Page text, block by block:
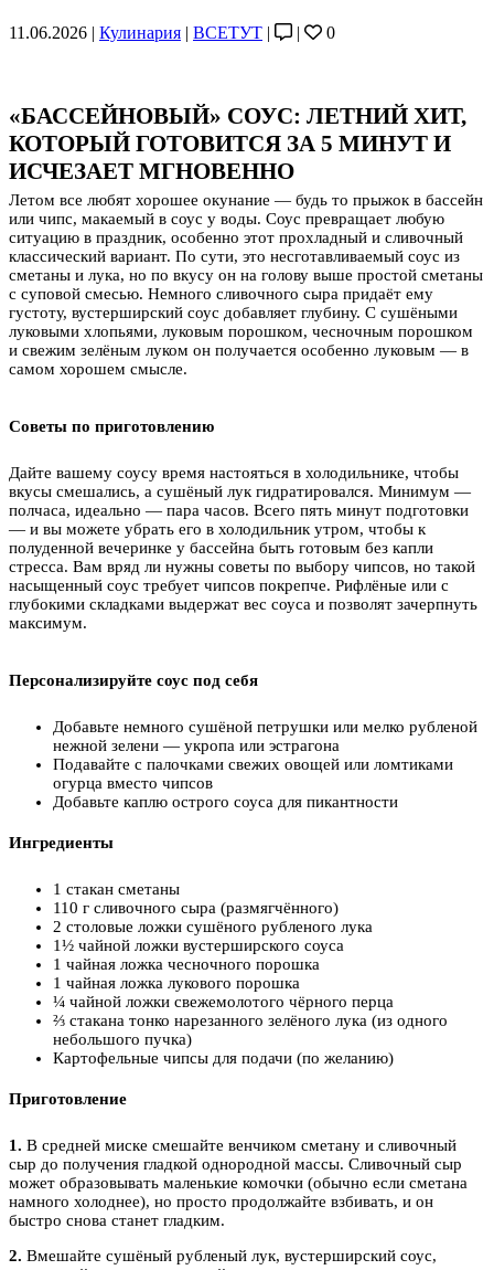
11.06.2026 | Кулинария | ВСЕТУТ | | 0
«БАССЕЙНОВЫЙ» СОУС: ЛЕТНИЙ ХИТ,
КОТОРЫЙ ГОТОВИТСЯ ЗА 5 МИНУТ И
ИСЧЕЗАЕТ МГНОВЕННО
Летом все любят хорошее окунание — будь то прыжок в бассейн
или чипс, макаемый в соус у воды. Соус превращает любую
ситуацию в праздник, особенно этот прохладный и сливочный
классический вариант. По сути, это несготавливаемый соус из
сметаны и лука, но по вкусу он на голову выше простой сметаны
с суповой смесью. Немного сливочного сыра придаёт ему
густоту, вустерширский соус добавляет глубину. С сушёными
луковыми хлопьями, луковым порошком, чесночным порошком
и свежим зелёным луком он получается особенно луковым — в
самом хорошем смысле.
Советы по приготовлению
Дайте вашему соусу время настояться в холодильнике, чтобы
вкусы смешались, а сушёный лук гидратировался. Минимум —
полчаса, идеально — пара часов. Всего пять минут подготовки
— и вы можете убрать его в холодильник утром, чтобы к
полуденной вечеринке у бассейна быть готовым без капли
стресса. Вам вряд ли нужны советы по выбору чипсов, но такой
насыщенный соус требует чипсов покрепче. Рифлёные или с
глубокими складками выдержат вес соуса и позволят зачерпнуть
максимум.
Персонализируйте соус под себя
Добавьте немного сушёной петрушки или мелко рубленой
нежной зелени — укропа или эстрагона
Подавайте с палочками свежих овощей или ломтиками
огурца вместо чипсов
Добавьте каплю острого соуса для пикантности
Ингредиенты
1 стакан сметаны
110 г сливочного сыра (размягчённого)
2 столовые ложки сушёного рубленого лука
1½ чайной ложки вустерширского соуса
1 чайная ложка чесночного порошка
1 чайная ложка лукового порошка
¼ чайной ложки свежемолотого чёрного перца
⅔ стакана тонко нарезанного зелёного лука (из одного
небольшого пучка)
Картофельные чипсы для подачи (по желанию)
Приготовление
1. В средней миске смешайте венчиком сметану и сливочный
сыр до получения гладкой однородной массы. Сливочный сыр
может образовывать маленькие комочки (обычно если сметана
намного холоднее), но просто продолжайте взбивать, и он
быстро снова станет гладким.
2. Вмешайте сушёный рубленый лук, вустерширский соус,